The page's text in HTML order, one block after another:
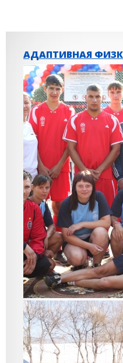
АДАПТИВНАЯ